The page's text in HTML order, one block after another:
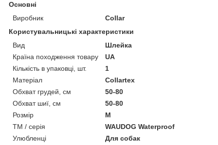
Основні
Виробник
Collar
Користувальницькі характеристики
Вид
Шлейка
Країна походження товару
UA
Кількість в упаковці, шт.
1
Матеріал
Collartex
Обхват грудей, см
50-80
Обхват шиї, см
50-80
Розмір
М
ТМ / серія
WAUDOG Waterproof
Улюбленці
Для собак